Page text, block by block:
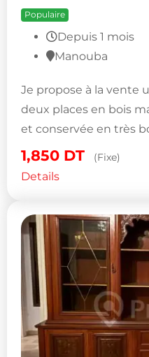
Populaire
Depuis 1 mois
Manouba
Je propose à la vente
deux places en bois
et conservée en très
1,850 DT (Fixe)
Details